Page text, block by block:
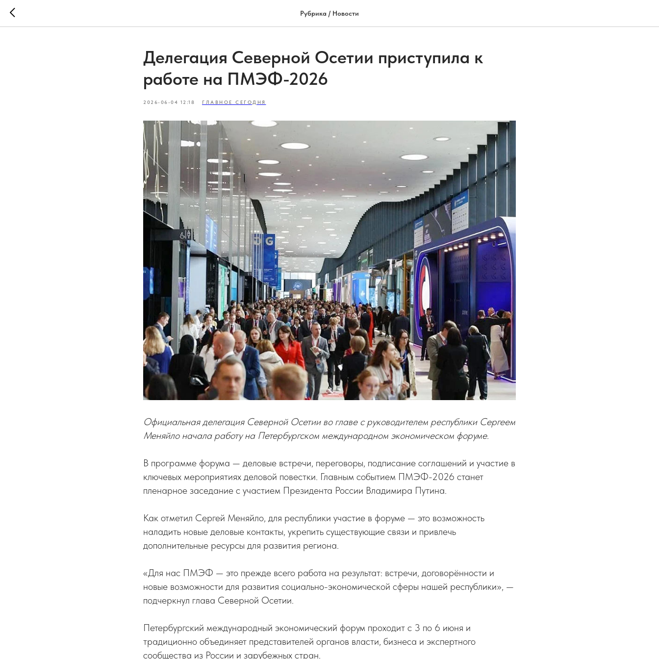
Рубрика / Новости
Делегация Северной Осетии приступила к
работе на ПМЭФ-2026
2026-06-04 12:18 ГЛАВНОЕ СЕГОДНЯ
Официальная делегация Северной Осетии во главе с руководителем республики Сергеем
Меняйло начала работу на Петербургском международном экономическом форуме.
В программе форума — деловые встречи, переговоры, подписание соглашений и участие в
ключевых мероприятиях деловой повестки. Главным событием ПМЭФ-2026 станет
пленарное заседание с участием Президента России Владимира Путина.
Как отметил Сергей Меняйло, для республики участие в форуме — это возможность
наладить новые деловые контакты, укрепить существующие связи и привлечь
дополнительные ресурсы для развития региона.
«Для нас ПМЭФ — это прежде всего работа на результат: встречи, договорённости и
новые возможности для развития социально-экономической сферы нашей республики», —
подчеркнул глава Северной Осетии.
Петербургский международный экономический форум проходит с 3 по 6 июня и
традиционно объединяет представителей органов власти, бизнеса и экспертного
сообщества из России и зарубежных стран.